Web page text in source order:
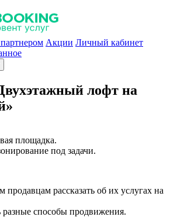
Акции Личный кабинет
лофт на
площадка.
под задачи.
рассказать об их услугах на
разные способы продвижения.